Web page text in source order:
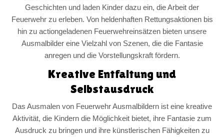
Geschichten und laden Kinder dazu ein, die Arbeit der
Feuerwehr zu erleben. Von heldenhaften Rettungsaktionen bis
hin zu actiongeladenen Feuerwehreinsätzen bieten unsere
Ausmalbilder eine Vielzahl von Szenen, die die Fantasie
anregen und die Vorstellungskraft fördern.
Kreative Entfaltung und
Selbstausdruck
Das Ausmalen von Feuerwehr Ausmalbildern ist eine kreative
Aktivität, die Kindern die Möglichkeit bietet, ihre Fantasie zum
Ausdruck zu bringen und ihre künstlerischen Fähigkeiten zu